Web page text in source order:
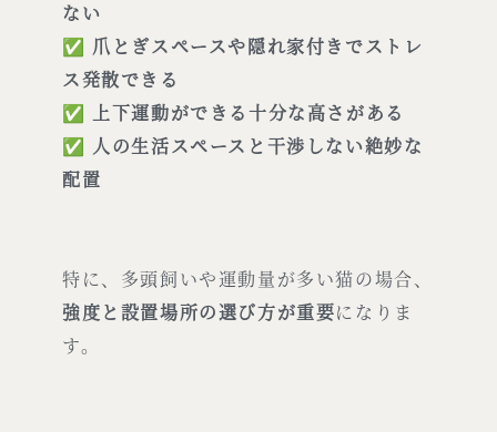
ない
✅ 爪とぎスペースや隠れ家付きでストレ
ス発散できる
✅
上下運動ができる十分な高さがある
✅ 人の生活スペースと干渉しない絶妙な
配置
特に、多頭飼いや運動量が多い猫の場合、
強度と設置場所の選び方が重要になりま
す。